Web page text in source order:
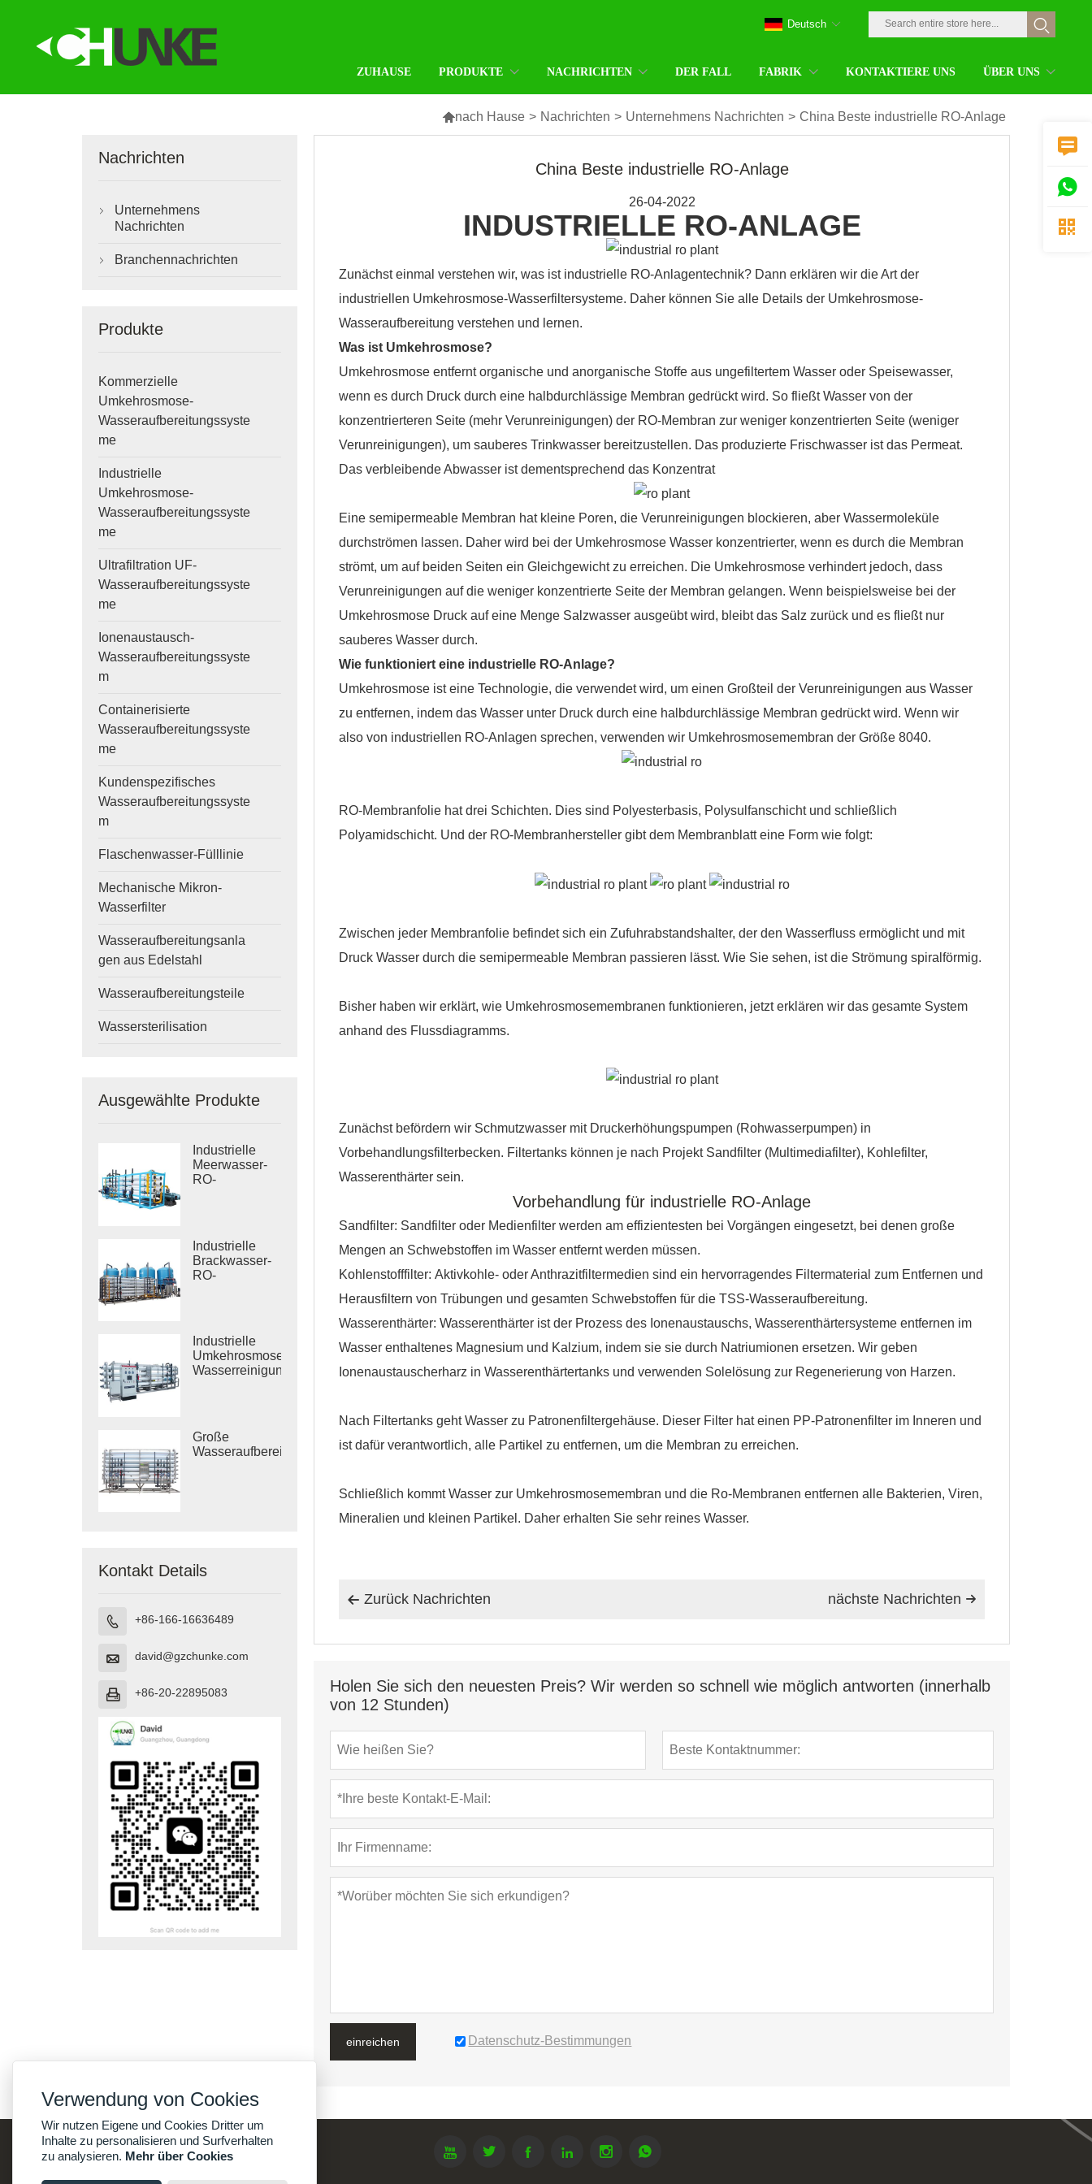
ZUHAUSE PRODUKTE NACHRICHTEN DER FALL FABRIK KONTAKTIERE UNS ÜBER UNS
Deutsch
nach Hause > Nachrichten > Unternehmens Nachrichten > China Beste industrielle RO-Anlage
Nachrichten

Unternehmens
Nachrichten
 Branchennachrichten
Produkte
Kommerzielle
Umkehrosmose-
Wasseraufbereitungssyste
me
Industrielle
Umkehrosmose-
Wasseraufbereitungssyste
me
Ultrafiltration UF-
Wasseraufbereitungssyste
me
Ionenaustausch-
Wasseraufbereitungssyste
m
Containerisierte
Wasseraufbereitungssyste
me
Kundenspezifisches
Wasseraufbereitungssyste
m
Flaschenwasser-Fülllinie
Mechanische Mikron-
Wasserfilter
Wasseraufbereitungsanla
gen aus Edelstahl
Wasseraufbereitungsteile
Wassersterilisation
Ausgewählte Produkte
Industrielle
Meerwasser-
RO-
Industrielle
Brackwasser-
RO-
Industrielle
Umkehrosmose-
Wasserreinigungssysteme
Große
Wasseraufbereitungsanlagen
Kontakt Details
 +86-166-16636489
 david@gzchunke.com
 +86-20-22895083
China Beste industrielle RO-Anlage
26-04-2022
INDUSTRIELLE RO-ANLAGE
Zunächst einmal verstehen wir, was ist industrielle RO-Anlagentechnik? Dann erklären wir die Art der
industriellen Umkehrosmose-Wasserfiltersysteme. Daher können Sie alle Details der Umkehrosmose-
Wasseraufbereitung verstehen und lernen.
Was ist Umkehrosmose?
Umkehrosmose entfernt organische und anorganische Stoffe aus ungefiltertem Wasser oder Speisewasser,
wenn es durch Druck durch eine halbdurchlässige Membran gedrückt wird. So fließt Wasser von der
konzentrierteren Seite (mehr Verunreinigungen) der RO-Membran zur weniger konzentrierten Seite (weniger
Verunreinigungen), um sauberes Trinkwasser bereitzustellen. Das produzierte Frischwasser ist das Permeat.
Das verbleibende Abwasser ist dementsprechend das Konzentrat
Eine semipermeable Membran hat kleine Poren, die Verunreinigungen blockieren, aber Wassermoleküle
durchströmen lassen. Daher wird bei der Umkehrosmose Wasser konzentrierter, wenn es durch die Membran
strömt, um auf beiden Seiten ein Gleichgewicht zu erreichen. Die Umkehrosmose verhindert jedoch, dass
Verunreinigungen auf die weniger konzentrierte Seite der Membran gelangen. Wenn beispielsweise bei der
Umkehrosmose Druck auf eine Menge Salzwasser ausgeübt wird, bleibt das Salz zurück und es fließt nur
sauberes Wasser durch.
Wie funktioniert eine industrielle RO-Anlage?
Umkehrosmose ist eine Technologie, die verwendet wird, um einen Großteil der Verunreinigungen aus Wasser
zu entfernen, indem das Wasser unter Druck durch eine halbdurchlässige Membran gedrückt wird. Wenn wir
also von industriellen RO-Anlagen sprechen, verwenden wir Umkehrosmosemembran der Größe 8040.
RO-Membranfolie hat drei Schichten. Dies sind Polyesterbasis, Polysulfanschicht und schließlich
Polyamidschicht. Und der RO-Membranhersteller gibt dem Membranblatt eine Form wie folgt:
Zwischen jeder Membranfolie befindet sich ein Zufuhrabstandshalter, der den Wasserfluss ermöglicht und mit
Druck Wasser durch die semipermeable Membran passieren lässt. Wie Sie sehen, ist die Strömung spiralförmig.
Bisher haben wir erklärt, wie Umkehrosmosemembranen funktionieren, jetzt erklären wir das gesamte System
anhand des Flussdiagramms.
Zunächst befördern wir Schmutzwasser mit Druckerhöhungspumpen (Rohwasserpumpen) in
Vorbehandlungsfilterbecken. Filtertanks können je nach Projekt Sandfilter (Multimediafilter), Kohlefilter,
Wasserenthärter sein.
Vorbehandlung für industrielle RO-Anlage
Sandfilter: Sandfilter oder Medienfilter werden am effizientesten bei Vorgängen eingesetzt, bei denen große
Mengen an Schwebstoffen im Wasser entfernt werden müssen.
Kohlenstofffilter: Aktivkohle- oder Anthrazitfiltermedien sind ein hervorragendes Filtermaterial zum Entfernen und
Herausfiltern von Trübungen und gesamten Schwebstoffen für die TSS-Wasseraufbereitung.
Wasserenthärter: Wasserenthärter ist der Prozess des Ionenaustauschs, Wasserenthärtersysteme entfernen im
Wasser enthaltenes Magnesium und Kalzium, indem sie sie durch Natriumionen ersetzen. Wir geben
Ionenaustauscherharz in Wasserenthärtertanks und verwenden Solelösung zur Regenerierung von Harzen.
Nach Filtertanks geht Wasser zu Patronenfiltergehäuse. Dieser Filter hat einen PP-Patronenfilter im Inneren und
ist dafür verantwortlich, alle Partikel zu entfernen, um die Membran zu erreichen.
Schließlich kommt Wasser zur Umkehrosmosemembran und die Ro-Membranen entfernen alle Bakterien, Viren,
Mineralien und kleinen Partikel. Daher erhalten Sie sehr reines Wasser.
 Zurück Nachrichten 
nächste Nachrichten
Holen Sie sich den neuesten Preis? Wir werden so schnell wie möglich antworten (innerhalb
von 12 Stunden)
einreichen Datenschutz-Bestimmungen
     



Verwendung von Cookies
Wir nutzen Eigene und Cookies Dritter um
Inhalte zu personalisieren und Surfverhalten
zu analysieren. Mehr über Cookies